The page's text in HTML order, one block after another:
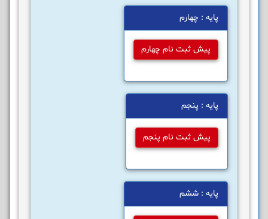
پایه : چهارم
پیش ثبت نام چهارم
پایه : پنجم
پیش ثبت نام پنجم
پایه : ششم